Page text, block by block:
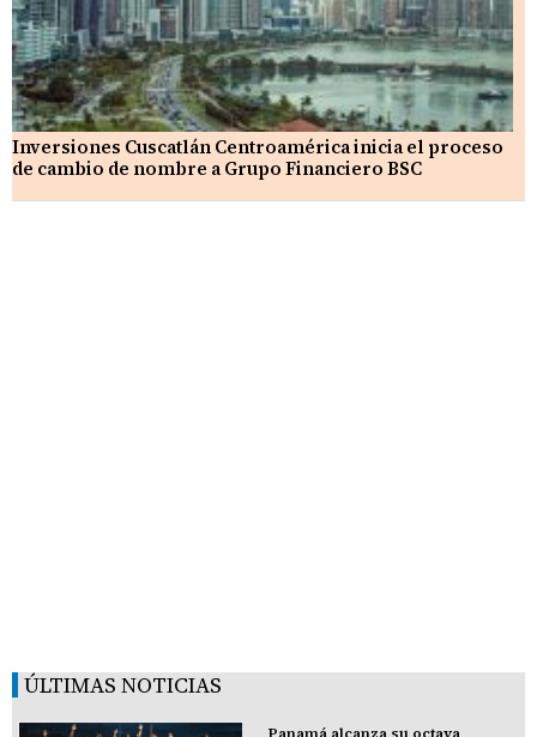
Inversiones Cuscatlán Centroamérica inicia el proceso
de cambio de nombre a Grupo Financiero BSC
ÚLTIMAS NOTICIAS